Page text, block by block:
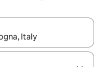
ಡೌನ್ ಬಾಣದ ಕೀಲಿಗಳೊಂದಿಗೆ